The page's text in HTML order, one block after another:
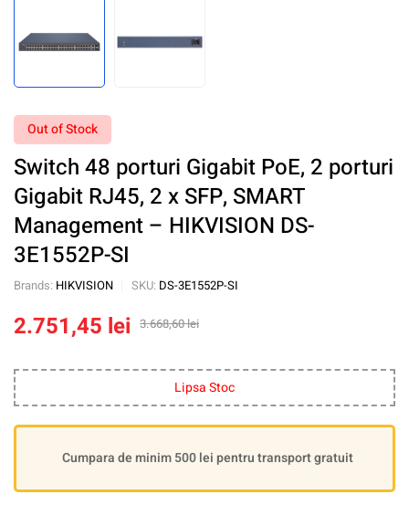
Out of Stock
Switch 48 porturi Gigabit PoE, 2 porturi
Gigabit RJ45, 2 x SFP, SMART
Management – HIKVISION DS-
3E1552P-SI
Brands: HIKVISION SKU: DS-3E1552P-SI
3.668,60lei
2.751,45 lei
Lipsa Stoc
Cumpara de minim 500 lei pentru transport gratuit